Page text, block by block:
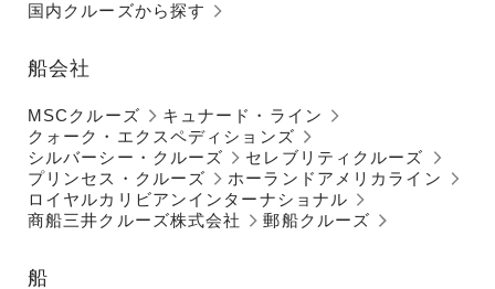
国内クルーズから探す
船会社
MSCクルーズ
キュナード・ライン
クォーク・エクスペディションズ
シルバーシー・クルーズ
セレブリティクルーズ
プリンセス・クルーズ
ホーランドアメリカライン
ロイヤルカリビアンインターナショナル
商船三井クルーズ株式会社
郵船クルーズ
船